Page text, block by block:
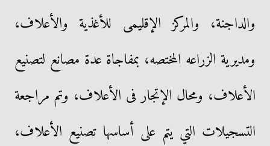
والداجنة، والمركز الإقليمى للأغذية والأعلاف،
ومديرية الزراعه المختصه، بمفاجاة عدة مصانع لتصنيع
الأعلاف، ومحال الإتجار فى الأعلاف، وتم مراجعة
التسجيلات التي يتم على أساسها تصنيع الأعلاف،